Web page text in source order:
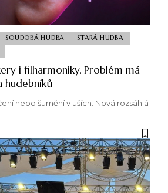
SOUDOBÁ HUDBA
STARÁ HUDBA
i filharmoniky. Problém má
hudebníků
nebo šumění v uších. Nová rozsáhlá